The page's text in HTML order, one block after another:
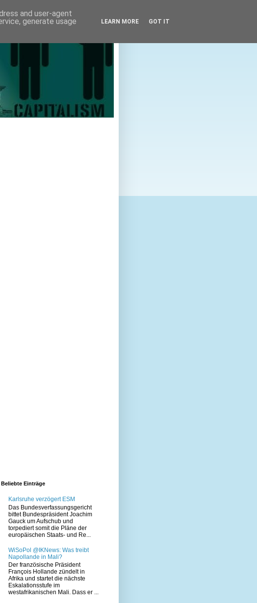
Beliebte Einträge
Karlsruhe verzögert ESM
Das Bundesverfassungsgericht
bittet Bundespräsident Joachim
Gauck um Aufschub und
torpediert somit die Pläne der
europäischen Staats- und Re...
WiSoPol @IKNews: Was treibt
Napollande in Mali?
Der französische Präsident
François Hollande zündelt in
Afrika und startet die nächste
Eskalationsstufe im
westafrikanischen Mali. Dass er ...
and user-agent
generate usage
LEARN MORE GOT IT